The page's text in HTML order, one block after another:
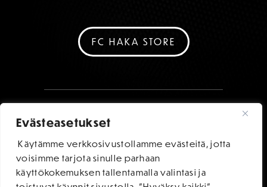
Evästeasetukset
Käytämme verkkosivustollamme evästeitä, jotta
voisimme tarjota sinulle parhaan
käyttökokemuksen tallentamalla valintasi ja
FC HAKA STORE